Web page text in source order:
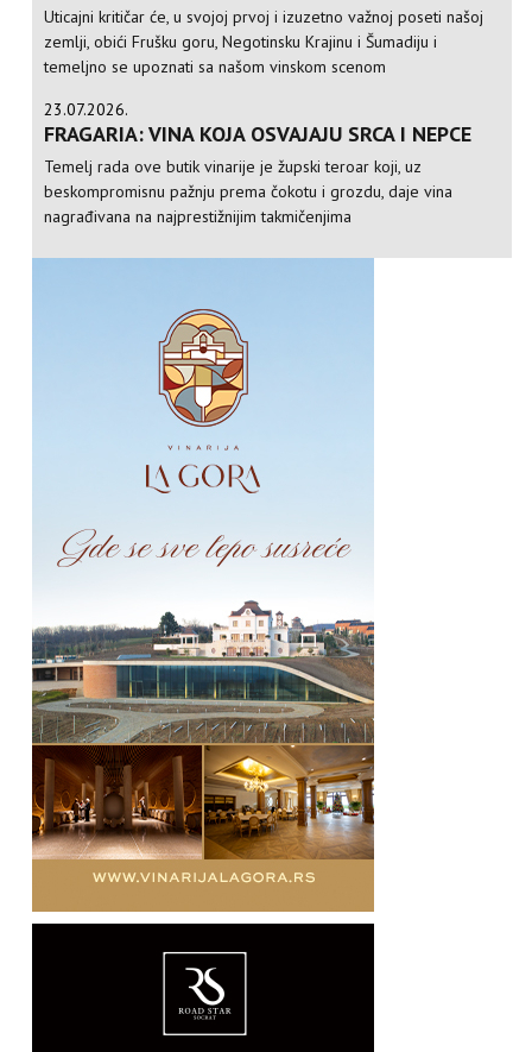
Uticajni kritičar će, u svojoj prvoj i izuzetno važnoj poseti našoj
zemlji, obići Frušku goru, Negotinsku Krajinu i Šumadiju i
temeljno se upoznati sa našom vinskom scenom
23.07.2026.
FRAGARIA: VINA KOJA OSVAJAJU SRCA I NEPCE
Temelj rada ove butik vinarije je župski teroar koji, uz
beskompromisnu pažnju prema čokotu i grozdu, daje vina
nagrađivana na najprestižnijim takmičenjima